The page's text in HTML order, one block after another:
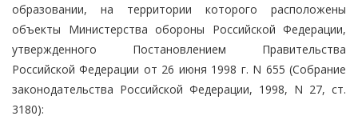
образовании, на территории которого расположены
объекты Министерства обороны Российской Федерации,
утвержденного Постановлением Правительства
Российской Федерации от 26 июня 1998 г. N 655 (Собрание
законодательства Российской Федерации, 1998, N 27, ст.
3180):